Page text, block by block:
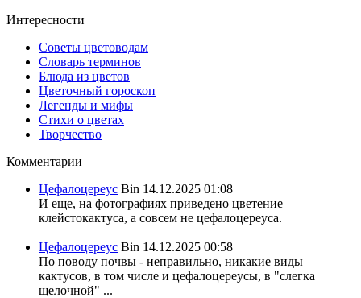
Интересности
Советы цветоводам
Словарь терминов
Блюда из цветов
Цветочный гороскоп
Легенды и мифы
Стихи о цветах
Творчество
Комментарии
Цефалоцереус Bin 14.12.2025 01:08
И еще, на фотографиях приведено цветение
клейстокактуса, а совсем не цефалоцереуса.
Цефалоцереус Bin 14.12.2025 00:58
По поводу почвы - неправильно, никакие виды
кактусов, в том числе и цефалоцереусы, в "слегка
щелочной" ...